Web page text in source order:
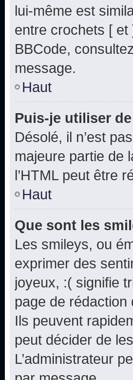
lui-même est
entre crochets [ et
BBCode,
message.
Haut
Puis-je utiliser de
Désolé, il n’est
majeure partie de
l’HTML peut être
Haut
Que sont les
Les smileys, ou
exprimer des
joyeux, :( signifie
page de
Ils peuvent
peut décider de
L’administrateur